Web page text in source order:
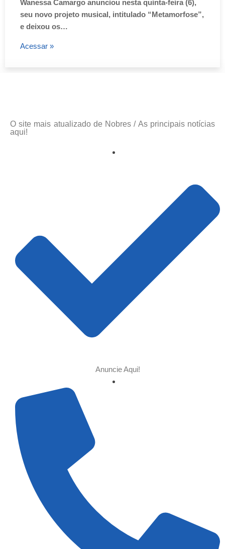
Wanessa Camargo anunciou nesta quinta-feira (6),
seu novo projeto musical, intitulado “Metamorfose”,
e deixou os…
Acessar »
O site mais atualizado de Nobres / As principais notícias
aqui!
Anuncie Aqui!